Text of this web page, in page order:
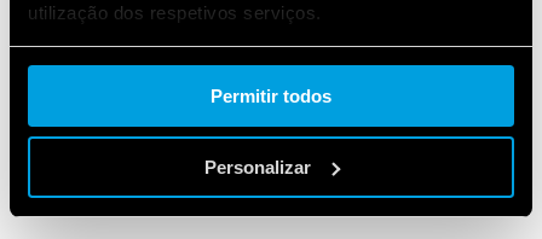
utilização dos respetivos serviços.
Cookie policy.
Permitir todos
Personalizar
SÉRIE
13
Relé de impulso eletrônico